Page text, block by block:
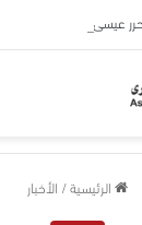
الرئيسية/ الأخبار